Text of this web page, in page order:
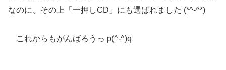
なのに、その上「一押しCD」にも選ばれました (*^-^*)
これからもがんばろうっ p(^-^)q